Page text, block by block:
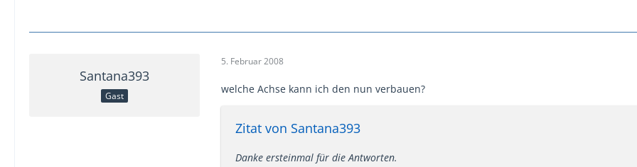
Santana393
Gast
5. Februar 2008
welche Achse kann ich den nun verbauen?
Zitat von Santana393
Danke ersteinmal für die Antworten.